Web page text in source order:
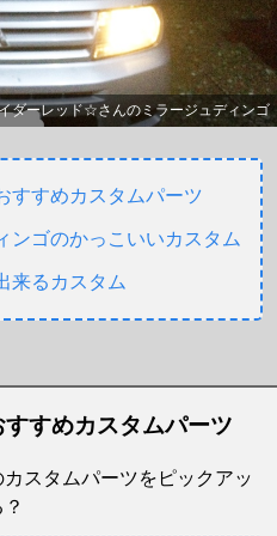
ダーレッド☆さんのミラージュディンゴ
すすめカスタムパーツ
ンゴのかっこいいカスタム
来るカスタム
すめカスタムパーツ
スタムパーツをピックアッ